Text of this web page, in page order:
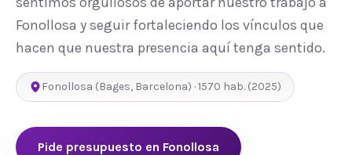
Fonollosa y seguir fortaleciendo los vínculos que
hacen que nuestra presencia aquí tenga sentido.
Fonollosa (Bages, Barcelona) ·1570 hab. (2025)
Pide presupuesto en Fonollosa